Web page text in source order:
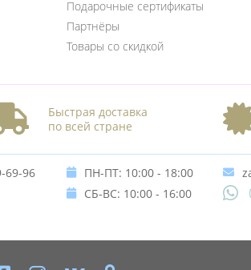
Подарочные сертификаты
Партнёры
Товары со скидкой
Быстрая доставка
по всей стране
69-96
ПН-ПТ: 10:00 - 18:00
СБ-ВС: 10:00 - 16:00